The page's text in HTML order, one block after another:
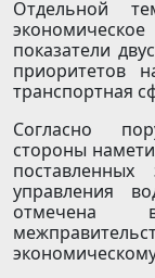
Отдельной
показатели
приоритетов
транспортная
Согласно
стороны
управления
отмечена